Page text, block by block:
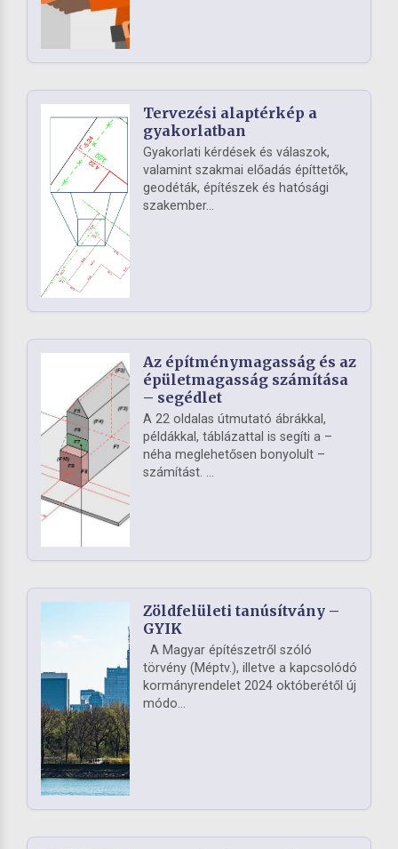
Tervezési alaptérkép a
gyakorlatban
Gyakorlati kérdések és válaszok,
valamint szakmai előadás építtetők,
geodéták, építészek és hatósági
szakember...
Az építménymagasság és az
épületmagasság számítása
– segédlet
A 22 oldalas útmutató ábrákkal,
példákkal, táblázattal is segíti a –
néha meglehetősen bonyolult –
számítást. ...
Zöldfelületi tanúsítvány –
GYIK
A Magyar építészetről szóló
törvény (Méptv.), illetve a kapcsolódó
kormányrendelet 2024 októberétől új
módo...